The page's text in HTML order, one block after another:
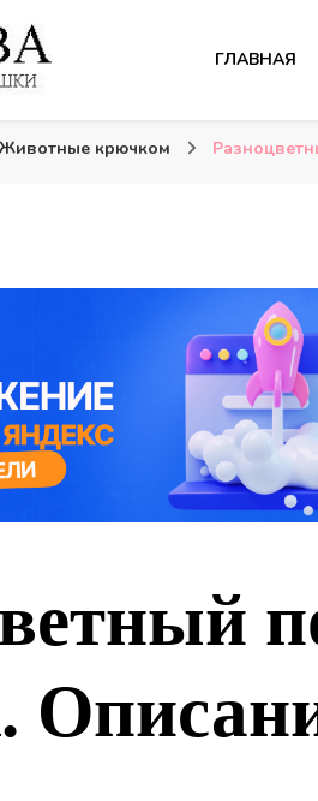
игрушки
ГЛАВНАЯ
Животные крючком